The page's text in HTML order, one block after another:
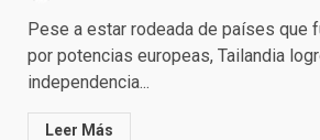
Pese a estar rodeada de países que
por potencias europeas, Tailandia
independencia...
Leer Más